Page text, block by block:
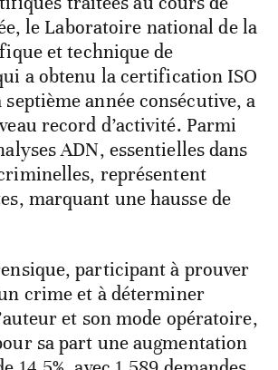
le Laboratoire national de la
et technique de
a obtenu la certification ISO
année consécutive, a
record d’activité. Parmi
ADN, essentielles dans
représentent
marquant une hausse de
participant à prouver
crime et à déterminer
et son mode opératoire,
sa part une augmentation